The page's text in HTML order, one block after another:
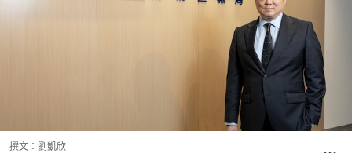
撰文： 劉凱欣